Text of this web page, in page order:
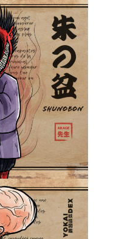
朱の盆